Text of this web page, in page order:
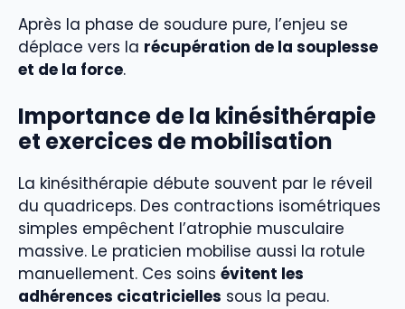
Après la phase de soudure pure, l’enjeu se
déplace vers la récupération de la souplesse
et de la force.
Importance de la kinésithérapie
et exercices de mobilisation
La kinésithérapie débute souvent par le réveil
du quadriceps. Des contractions isométriques
simples empêchent l’atrophie musculaire
massive. Le praticien mobilise aussi la rotule
manuellement. Ces soins évitent les
adhérences cicatricielles sous la peau.